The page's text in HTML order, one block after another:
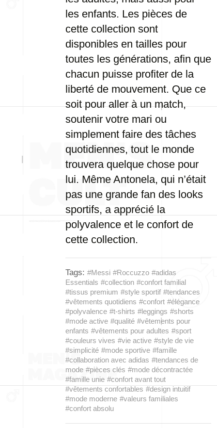
les enfants. Les pièces de
cette collection sont
disponibles en tailles pour
toutes les générations, afin que
chacun puisse profiter de la
liberté de mouvement. Que ce
soit pour aller à un match,
soutenir votre mari ou
simplement faire des tâches
quotidiennes, tout le monde
trouvera quelque chose pour
lui. Même Antonela, qui n’était
pas une grande fan des looks
sportifs, a apprécié la
polyvalence et le confort de
cette collection.
Tags: #Messi #Roccuzzo #adidas
Essentials #collection #confort familial
#tissus premium #style sportif #tendances
#vêtements quotidiens #confort #élégance
#polyvalence #t-shirts #leggings #shorts
#mode active #qualité #vêtements pour
enfants #vêtements pour adultes #sport
#couleurs vives #vie active #style de vie
#simplicité #mode sportive #famille
#collaboration avec adidas #tendances de
mode #pièces clés #mode décontractée
#famille unie #confort avant tout
#vêtements confortables #design intuitif
#mode moderne #valeurs familiales
#confort absolu